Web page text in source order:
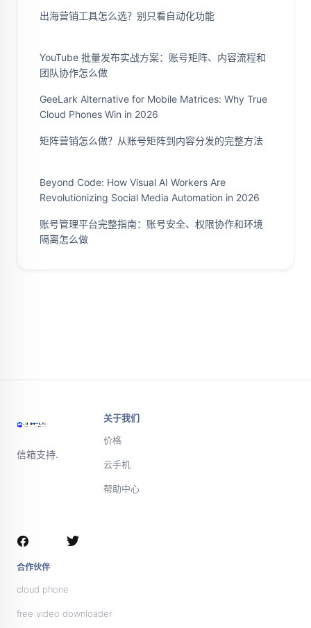
出海营销工具怎么选？别只看自动化功能
YouTube 批量发布实战方案：账号矩阵、内容流程和
团队协作怎么做
GeeLark Alternative for Mobile Matrices: Why True
Cloud Phones Win in 2026
矩阵营销怎么做？从账号矩阵到内容分发的完整方法
Beyond Code: How Visual AI Workers Are
Revolutionizing Social Media Automation in 2026
账号管理平台完整指南：账号安全、权限协作和环境
隔离怎么做
信箱支持.
关于我们
价格
云手机
帮助中心
合作伙伴
cloud phone
free video downloader